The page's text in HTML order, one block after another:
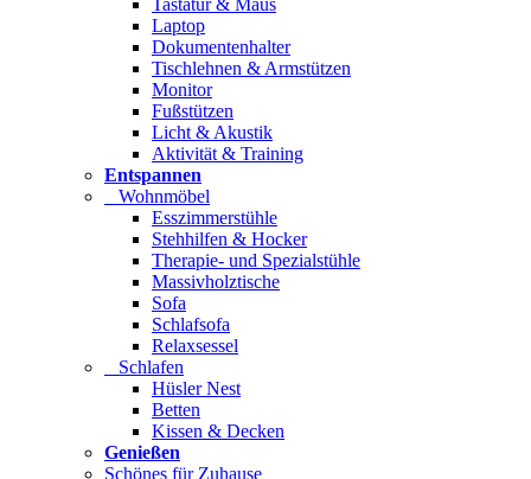
Tastatur & Maus
Laptop
Dokumentenhalter
Tischlehnen & Armstützen
Monitor
Fußstützen
Licht & Akustik
Aktivität & Training
Entspannen
Wohnmöbel
Esszimmerstühle
Stehhilfen & Hocker
Therapie- und Spezialstühle
Massivholztische
Sofa
Schlafsofa
Relaxsessel
Schlafen
Hüsler Nest
Betten
Kissen & Decken
Genießen
Schönes für Zuhause